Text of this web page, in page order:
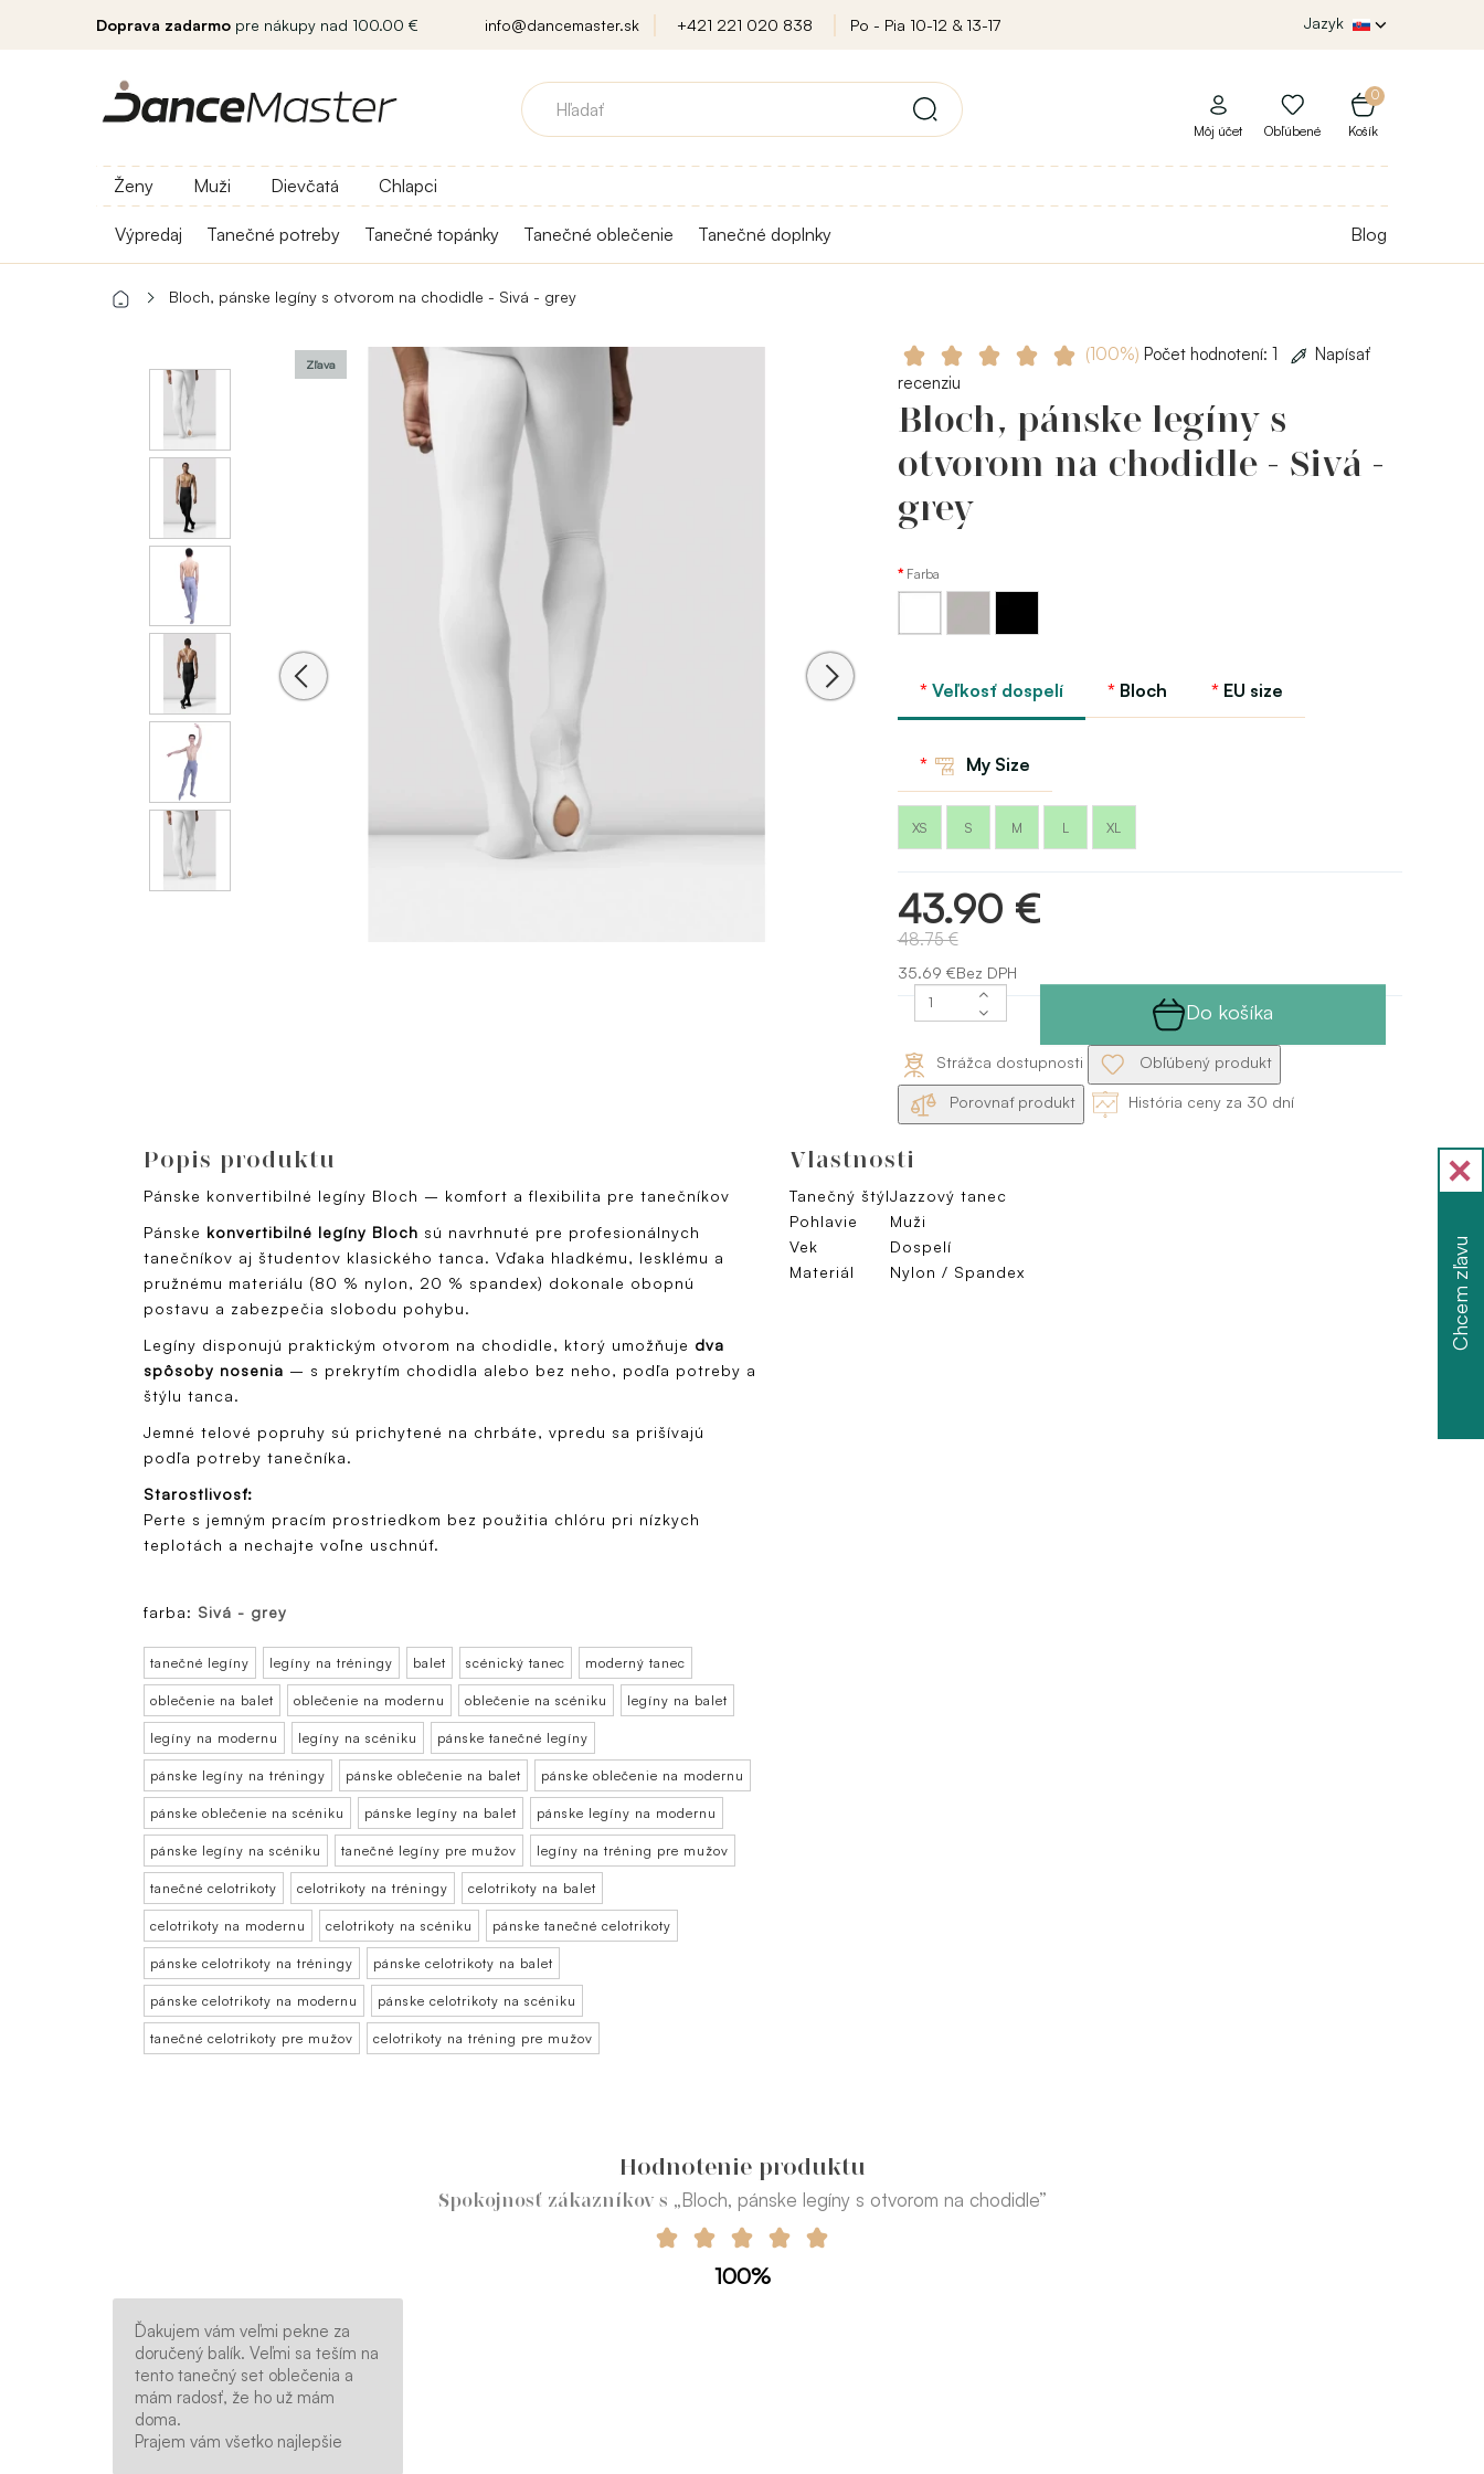
Doprava zadarmo pre nákupy nad 100.00 € info@dancemaster.sk +421 221 020 838 Po - Pia 10-12 & 13-17 Jazyk
0
Košík
Môj účet Obľúbené
Ženy Muži Dievčatá Chlapci
Výpredaj Tanečné potreby Tanečné topánky Tanečné oblečenie Tanečné doplnky Blog
Bloch, pánske legíny s otvorom na chodidle - Sivá - grey
Zľava
(100%) Počet hodnotení: 1
Napísať
recenziu
Bloch, pánske legíny s
otvorom na chodidle - Sivá -
grey
Farba
Veľkosť dospelí Bloch EU size
My Size
XS S M L XL
43.90 €
48.75 €
35.69 €Bez DPH
Do košíka
Strážca dostupnosti Obľúbený produkt
Porovnať produkt História ceny za 30 dní
Popis produktu
Pánske konvertibilné legíny Bloch – komfort a flexibilita pre tanečníkov
Pánske konvertibilné legíny Bloch sú navrhnuté pre profesionálnych
tanečníkov aj študentov klasického tanca. Vďaka hladkému, lesklému a
pružnému materiálu (80 % nylon, 20 % spandex) dokonale obopnú
postavu a zabezpečia slobodu pohybu.
Legíny disponujú praktickým otvorom na chodidle, ktorý umožňuje dva
spôsoby nosenia – s prekrytím chodidla alebo bez neho, podľa potreby a
štýlu tanca.
Jemné telové popruhy sú prichytené na chrbáte, vpredu sa prišívajú
podľa potreby tanečníka.
Starostlivosť:
Perte s jemným pracím prostriedkom bez použitia chlóru pri nízkych
teplotách a nechajte voľne uschnúť.
farba: Sivá - grey
tanečné legíny legíny na tréningy balet scénický tanec moderný tanec
oblečenie na balet oblečenie na modernu oblečenie na scéniku legíny na balet
legíny na modernu legíny na scéniku pánske tanečné legíny
pánske legíny na tréningy pánske oblečenie na balet pánske oblečenie na modernu
pánske oblečenie na scéniku pánske legíny na balet pánske legíny na modernu
pánske legíny na scéniku tanečné legíny pre mužov legíny na tréning pre mužov
tanečné celotrikoty celotrikoty na tréningy celotrikoty na balet
celotrikoty na modernu celotrikoty na scéniku pánske tanečné celotrikoty
pánske celotrikoty na tréningy pánske celotrikoty na balet
pánske celotrikoty na modernu pánske celotrikoty na scéniku
tanečné celotrikoty pre mužov celotrikoty na tréning pre mužov
Vlastnosti
Tanečný štýlJazzový tanec
Pohlavie
Muži
Vek
Dospelí
Materiál
Nylon / Spandex
Hodnotenie produktu
Spokojnosť zákazníkov s „Bloch, pánske legíny s otvorom na chodidle”
100%
Ďakujem vám veľmi pekne za
doručený balík. Veľmi sa teším na
tento tanečný set oblečenia a
mám radosť, že ho už mám
doma.
Prajem vám všetko najlepšie
Chcem zľavu